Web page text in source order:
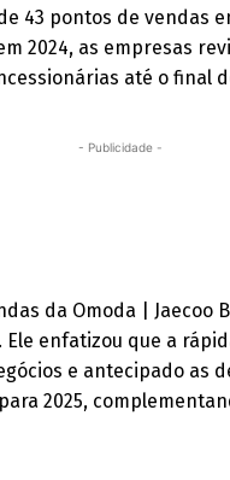
43 pontos de vendas
2024, as empresas
até o final
- Publicidade -
da Omoda | Jaecoo
enfatizou que a
e antecipado as
2025,